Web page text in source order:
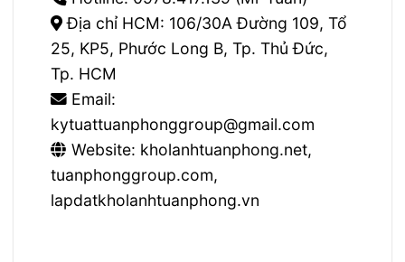
Địa chỉ HCM: 106/30A Đường 109, Tổ
25, KP5, Phước Long B, Tp. Thủ Đức,
Tp. HCM
Email:
kytuattuanphonggroup@gmail.com
Website: kholanhtuanphong.net,
tuanphonggroup.com,
lapdatkholanhtuanphong.vn